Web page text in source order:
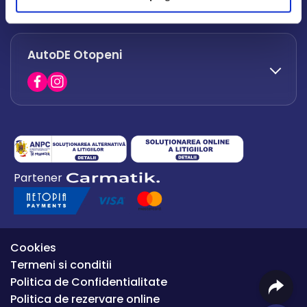
office.afumati@autode.ro
0730 063 852
0730 063 851
AutoDE Otopeni
0754 649 360
office.premium@autode.ro
Partener
Cookies
Termeni si conditii
Politica de Confidentialitate
Politica de rezervare online